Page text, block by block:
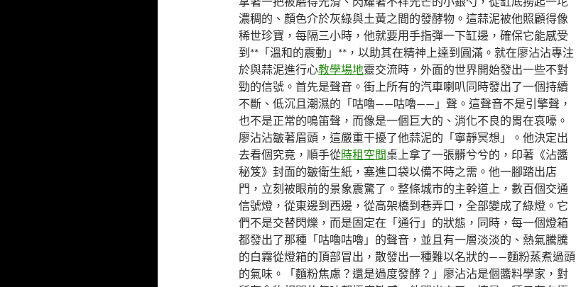
濃稠的、顏色介於灰綠與土黃之間的發酵物。這蒜泥被他照顧得像
稀世珍寶，每隔三小時，他就要用手指彈一下缸邊，確保它能感受
到**「溫和的震動」**，以助其在精神上達到圓滿。就在廖沾沾專注
於與蒜泥進行心教學場地靈交流時，外面的世界開始發出一些不對
勁的信號。首先是聲音。街上所有的汽車喇叭同時發出了一個持續
不斷、低沉且潮濕的「咕嚕——咕嚕——」聲。這聲音不是引擎聲，
也不是正常的鳴笛聲，而像是一個巨大的、消化不良的胃在哀嚎。
廖沾沾皺著眉頭，這嚴重干擾了他蒜泥的「寧靜冥想」。他決定出
去看個究竟，順手從時租空間桌上拿了一張髒兮兮的，印著《沾醬
秘笈》封面的皺衛生紙，塞進口袋以備不時之需。他一腳踏出店
門，立刻被眼前的景象震驚了。整條城市的主幹道上，數百個交通
信號燈，從東邊到西邊，從高架橋到巷弄口，全部變成了綠燈。它
們不是交替閃爍，而是固定在「通行」的狀態，同時，每一個燈箱
都發出了那種「咕嚕咕嚕」的聲音，並且有一層淡淡的、熱氣騰騰
的白霧從燈箱的頂部冒出，散發出一種難以名狀的——麵粉蒸煮過頭
的氣味。「麵粉焦慮？還是過度發酵？」廖沾沾是個醬料學家，對